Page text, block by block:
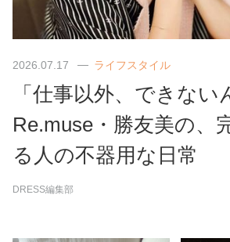
2026.07.17 ライフスタイル
「仕事以外、できない
Re.muse・勝友美の、
る人の不器用な日常
DRESS編集部